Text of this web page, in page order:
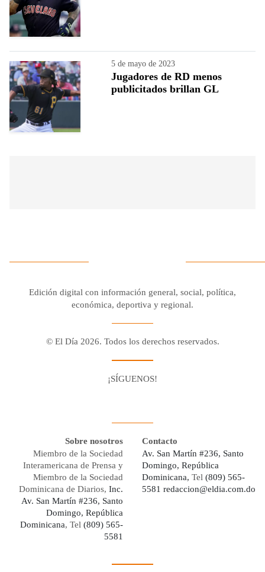
5 de mayo de 2023
Jugadores de RD menos
publicitados brillan GL
Edición digital con información general, social, política,
económica, deportiva y regional.
© El Día 2026. Todos los derechos reservados.
¡SÍGUENOS!
Sobre nosotros
Miembro de la Sociedad
Interamericana de Prensa y
Miembro de la Sociedad
Dominicana de Diarios, Inc.
Av. San Martín #236, Santo
Domingo, República
Dominicana, Tel (809) 565-
5581
Contacto
Av. San Martín #236, Santo
Domingo, República
Dominicana, Tel (809) 565-
5581 redaccion@eldia.com.do